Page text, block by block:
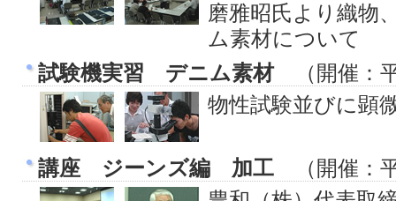
磨雅昭氏より織物
ム素材について
試験機実習 デニム素材
（開催：
物性試験並びに顕
講座 ジーンズ編 加工
（開催：